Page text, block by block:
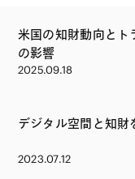
米国の知財動向とト
の影響
2025.09.18
デジタル空間と知財
2023.07.12